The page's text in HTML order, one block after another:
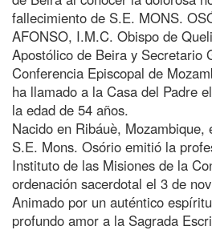
fallecimiento de S.E. MONS.
AFONSO, I.M.C. Obispo de
Apostólico de Beira y Secretario
Conferencia Episcopal de
ha llamado a la Casa del Padre
la edad de 54 años.
Nacido en Ribáuè, Mozambique,
S.E. Mons. Osório emitió la
Instituto de las Misiones de la
ordenación sacerdotal el 3 de
Animado por un auténtico
profundo amor a la Sagrada